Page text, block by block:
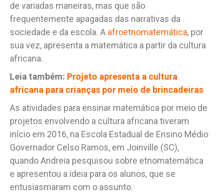
de variadas maneiras, mas que são
frequentemente apagadas das narrativas da
sociedade e da escola. A afroetnomatemática, por
sua vez, apresenta a matemática a partir da cultura
africana.
Leia também: Projeto apresenta a cultura
africana para crianças por meio de brincadeiras
As atividades para ensinar matemática por meio de
projetos envolvendo a cultura africana tiveram
início em 2016, na Escola Estadual de Ensino Médio
Governador Celso Ramos, em Joinville (SC),
quando Andreia pesquisou sobre etnomatemática
e apresentou a ideia para os alunos, que se
entusiasmaram com o assunto.